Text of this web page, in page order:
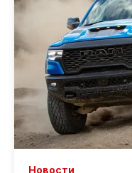
Новости